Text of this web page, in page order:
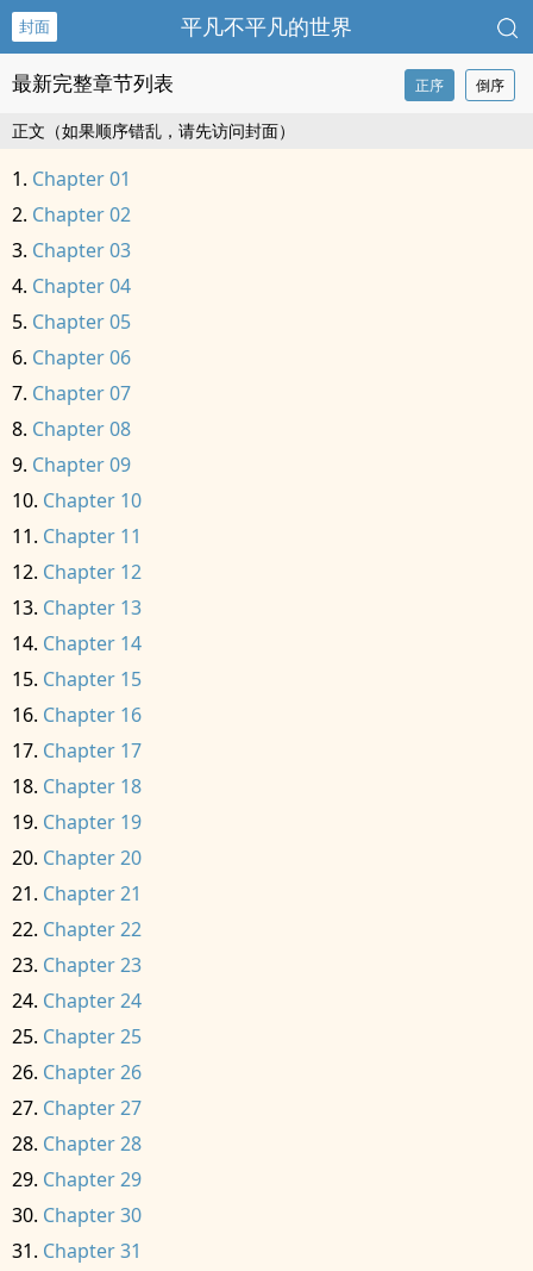
封面 平凡不平凡的世界
最新完整章节列表 正序 倒序
正文（如果顺序错乱，请先访问封面）
Chapter 01
Chapter 02
Chapter 03
Chapter 04
Chapter 05
Chapter 06
Chapter 07
Chapter 08
Chapter 09
Chapter 10
Chapter 11
Chapter 12
Chapter 13
Chapter 14
Chapter 15
Chapter 16
Chapter 17
Chapter 18
Chapter 19
Chapter 20
Chapter 21
Chapter 22
Chapter 23
Chapter 24
Chapter 25
Chapter 26
Chapter 27
Chapter 28
Chapter 29
Chapter 30
Chapter 31